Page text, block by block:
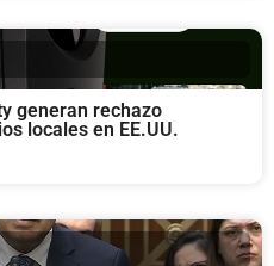
generan rechazo
locales en EE.UU.